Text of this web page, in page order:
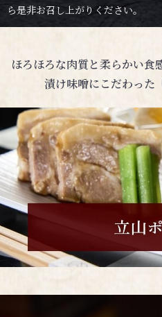
ら是非お召し上がりください。
ほろほろな肉質と柔らかい食
漬け味噌にこだわった